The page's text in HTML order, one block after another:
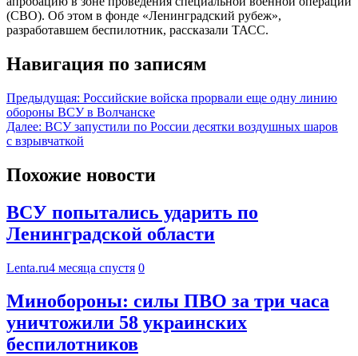
(СВО). Об этом в фонде «Ленинградский рубеж»,
разработавшем беспилотник, рассказали ТАСС.
Навигация по записям
Предыдущая: Российские войска прорвали еще одну линию
обороны ВСУ в Волчанске
Далее: ВСУ запустили по России десятки воздушных шаров
с взрывчаткой
Похожие новости
ВСУ попытались ударить по
Ленинградской области
Lenta.ru4 месяца спустя 0
Минобороны: силы ПВО за три часа
уничтожили 58 украинских
беспилотников